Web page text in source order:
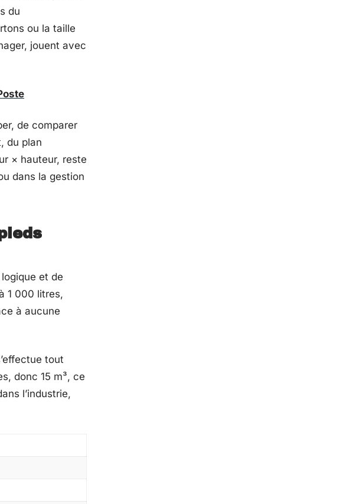
du
ou la taille
jouent avec
de comparer
du plan
× hauteur, reste
dans la gestion
et de
1 000 litres,
à aucune
tout
donc 15 m³, ce
l’industrie,